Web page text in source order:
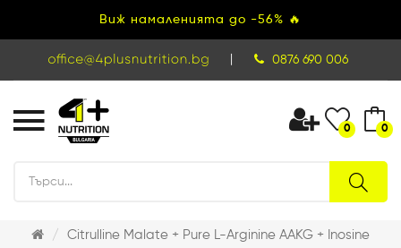
Виж намаленията до -56% 🔥
0876 690 006
0 0
Citrulline Malate + Pure L-Arginine AAKG + Inosine